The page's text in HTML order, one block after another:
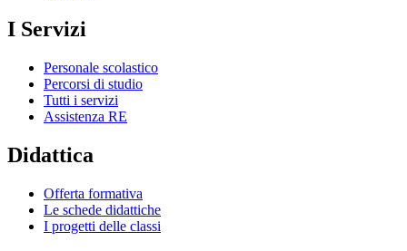
I Servizi
Personale scolastico
Percorsi di studio
Tutti i servizi
Assistenza RE
Didattica
Offerta formativa
Le schede didattiche
I progetti delle classi